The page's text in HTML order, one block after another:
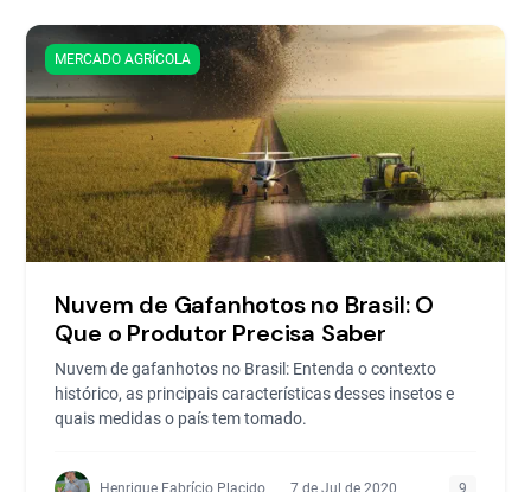
MERCADO AGRÍCOLA
Nuvem de Gafanhotos no Brasil: O
Que o Produtor Precisa Saber
Nuvem de gafanhotos no Brasil: Entenda o contexto
histórico, as principais características desses insetos e
quais medidas o país tem tomado.
Henrique Fabrício Placido 7 de Jul de 2020 9